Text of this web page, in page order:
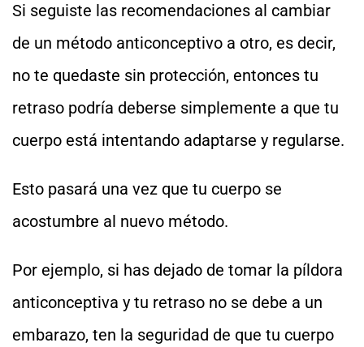
Si seguiste las recomendaciones al cambiar
de un método anticonceptivo a otro, es decir,
no te quedaste sin protección, entonces tu
retraso podría deberse simplemente a que tu
cuerpo está intentando adaptarse y regularse.
Esto pasará una vez que tu cuerpo se
acostumbre al nuevo método.
Por ejemplo, si has dejado de tomar la píldora
anticonceptiva y tu retraso no se debe a un
embarazo, ten la seguridad de que tu cuerpo